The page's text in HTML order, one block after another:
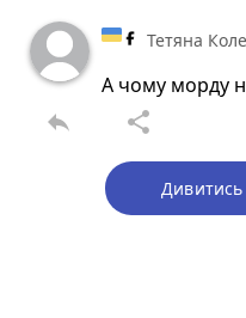
Тетяна
А чому морду
reply share
Дивитись